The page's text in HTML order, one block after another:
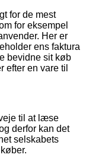
for de mest
for eksempel
Her er
ens faktura
bevidne sit køb
efter en vare til
til at læse
derfor kan det
selskabets